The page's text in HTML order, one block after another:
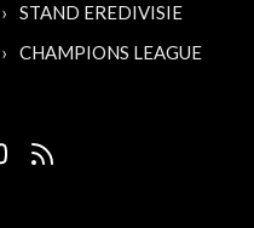
STAND EREDIVISIE
CHAMPIONS LEAGUE